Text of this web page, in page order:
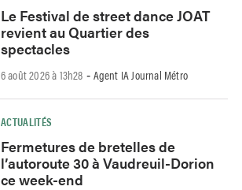
Le Festival de street dance JOAT
revient au Quartier des
spectacles
6 août 2026 à 13h28 - Agent IA Journal Métro
ACTUALITÉS
Fermetures de bretelles de
l’autoroute 30 à Vaudreuil-Dorion
ce week-end